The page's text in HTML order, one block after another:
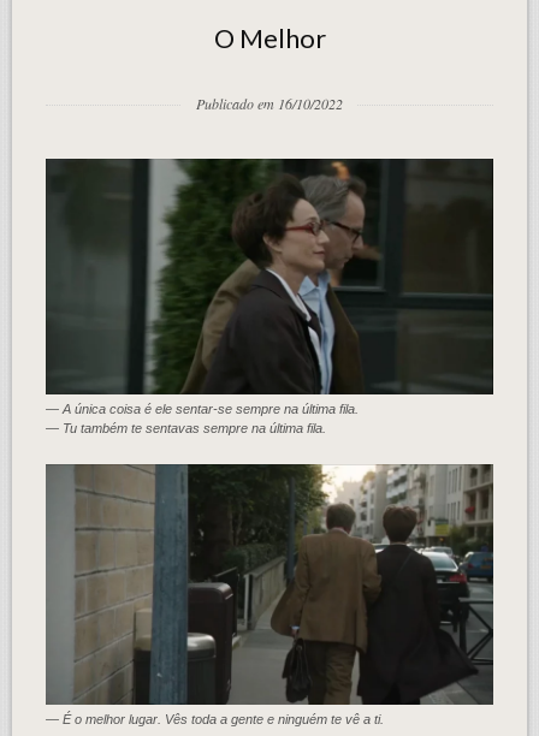
O Melhor
Publicado em 16/10/2022
— A única coisa é ele sentar-se sempre na última fila.
— Tu também te sentavas sempre na última fila.
— É o melhor lugar. Vês toda a gente e ninguém te vê a ti.